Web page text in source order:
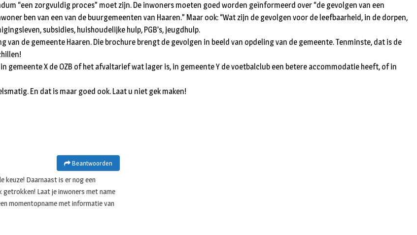
“een zorgvuldig proces” moet zijn. De inwoners moeten goed worden geïnformeerd over “de gevolgen van een
ben van een van de buurgemeenten van Haaren.” Maar ook: “Wat zijn de gevolgen voor de leefbaarheid, in de dorpen,
subsidies, huishoudelijke hulp, PGB’s, jeugdhulp.
de gemeente Haaren. Die brochure brengt de gevolgen in beeld van opdeling van de gemeente. Tenminste, dat is de
gemeente X de OZB of het afvaltarief wat lager is, in gemeente Y de voetbalclub een betere accommodatie heeft, of in
En dat is maar goed ook. Laat u niet gek maken!
Beantwoorden
keuze! Daarnaast is er nog een
Laat je inwoners met name
momentopname met informatie van